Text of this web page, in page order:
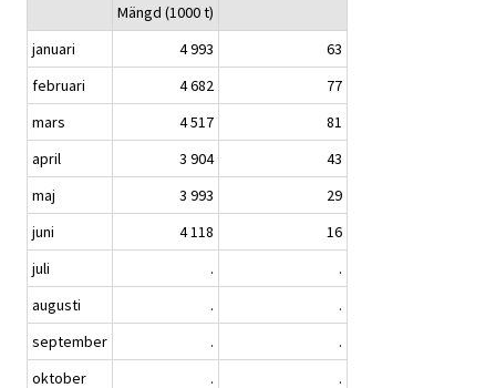
Mängd (1000 t)
januari
4 993
63
februari
4 682
77
mars
4 517
81
april
3 904
43
maj
3 993
29
juni
4 118
16
juli
.
.
augusti
.
.
september
.
.
oktober
.
.